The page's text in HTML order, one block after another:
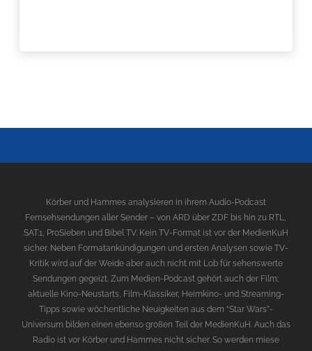
Körber und Hammes analysieren in ihrem Audio-Podcast
Fernsehsendungen aller Sender – von ARD über ZDF bis hin zu RTL,
SAT.1, ProSieben und Bibel TV. Kein TV-Format ist vor der MedienKuH
sicher. Neben Formatankündigungen und ersten Analysen sowie TV-
Kritik wird auf der Weide aber auch nicht mit Lob für sehenswerte
Sendungen gegeizt. Zum Medien-Podcast gehört auch der Film;
aktuelle Kino-Neustarts, Film-Klassiker, Heimkino- und Streaming-
Tipps sowie wöchentliche Neuigkeiten aus dem “Star Wars”-
Universum bilden einen ebenso großen Teil der MedienKuH. Auch das
Radio ist vor Körber und Hammes nicht sicher. So werden miese